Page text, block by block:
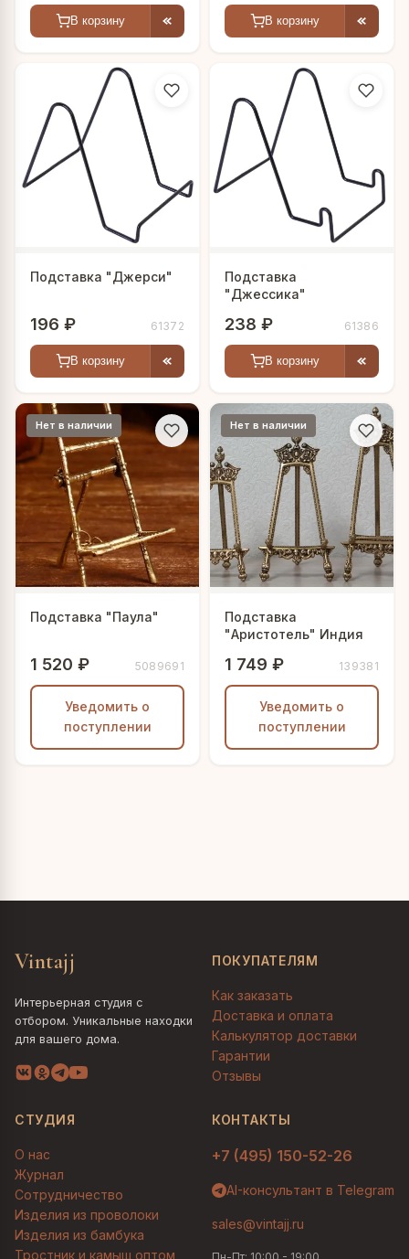
В корзину В корзину
Подставка "Джерси"
196 ₽ 61372
В корзину
Подставка
"Джессика"
238 ₽ 61386
В корзину
Нет в наличии
Подставка "Паула"
1 520 ₽ 5089691
Уведомить о
поступлении
Нет в наличии
Подставка
"Аристотель" Индия
1 749 ₽ 139381
Уведомить о
поступлении
Vintajj
Интерьерная студия с
отбором. Уникальные находки
для вашего дома.
ПОКУПАТЕЛЯМ
Как заказать
Доставка и оплата
Калькулятор доставки
Гарантии
Отзывы
СТУДИЯ
О нас
Журнал
Сотрудничество
Изделия из проволоки
Изделия из бамбука
Тростник и камыш оптом
КОНТАКТЫ
+7 (495) 150-52-26
AI-консультант в Telegram
sales@vintajj.ru